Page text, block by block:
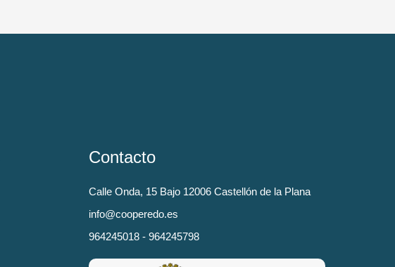
Contacto
Calle Onda, 15 Bajo 12006 Castellón de la Plana
info@cooperedo.es
964245018 - 964245798